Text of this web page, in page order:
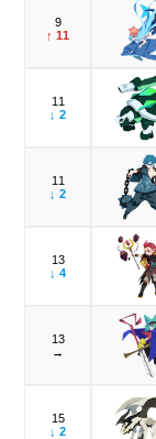
9
↑ 11
11
↓ 2
11
↓ 2
13
↓ 4
13
→
15
↓ 2